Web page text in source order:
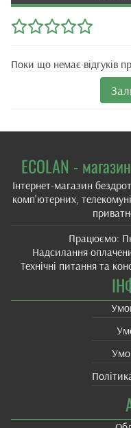
Поки що немає відгуків
ECOLAN -
Інтернет-магазин
комп'ютерних,
Працюємо:
Надсилання
Технічні питання та